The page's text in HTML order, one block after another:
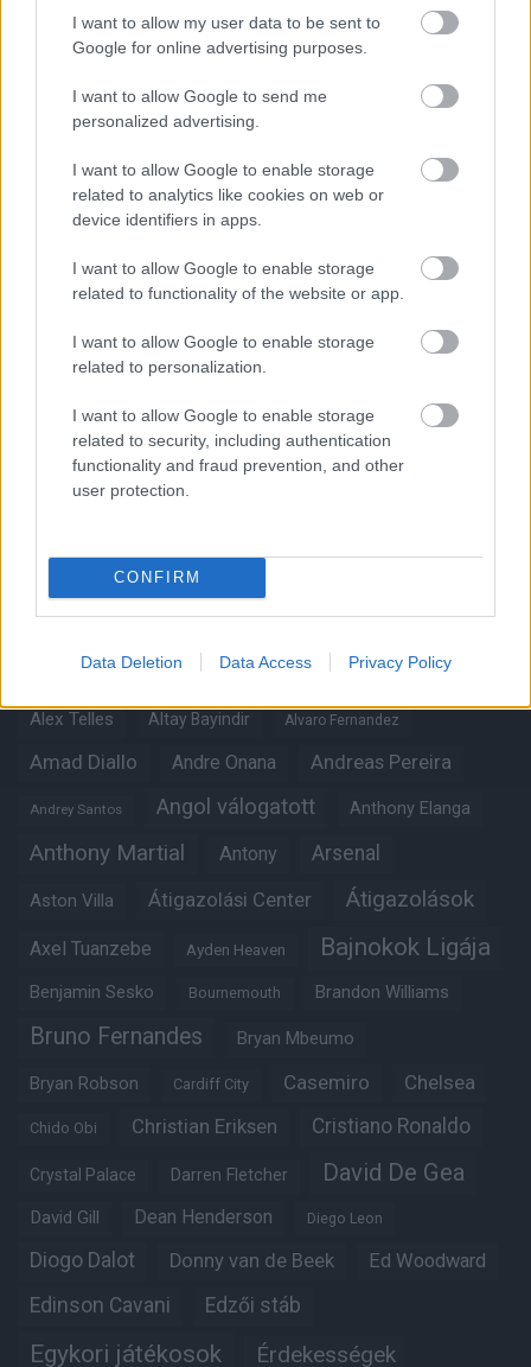
I want to allow my user data to be sent to
Google for online advertising purposes.
I want to allow Google to send me
personalized advertising.
I want to allow Google to enable storage
related to analytics like cookies on web or
device identifiers in apps.
I want to allow Google to enable storage
related to functionality of the website or app.
I want to allow Google to enable storage
related to personalization.
I want to allow Google to enable storage
related to security, including authentication
functionality and fraud prevention, and other
user protection.
CONFIRM
Data Deletion Data Access Privacy Policy
ELŐZŐ MÉRKŐZÉSEK
Támogatás
Támogasd adományoddal
a ManUtdFanatics.hu működését!
Kapcsolódó hírek
Akadémiai csapat Alejandro Garnacho
Alex Telles Altay Bayindir Alvaro Fernandez
Amad Diallo Andre Onana Andreas Pereira
Andrey Santos Angol válogatott Anthony Elanga
Anthony Martial Antony Arsenal
Aston Villa Átigazolási Center Átigazolások
Axel Tuanzebe Ayden Heaven Bajnokok Ligája
Benjamin Sesko Bournemouth Brandon Williams
Bruno Fernandes Bryan Mbeumo
Bryan Robson Cardiff City Casemiro Chelsea
Chido Obi Christian Eriksen Cristiano Ronaldo
Crystal Palace Darren Fletcher David De Gea
David Gill Dean Henderson Diego Leon
Diogo Dalot Donny van de Beek Ed Woodward
Edinson Cavani Edzői stáb
Egykori játékosok Érdekességek